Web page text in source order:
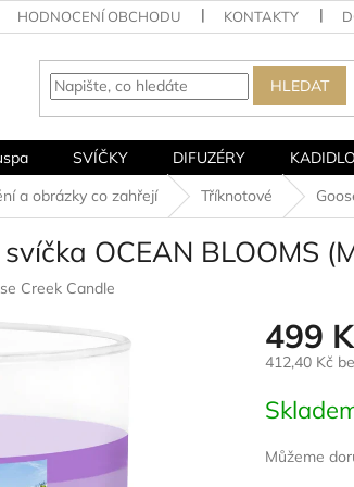
HODNOCENÍ OBCHODU KONTAKTY
HLEDAT
SVÍČKY DIFUZÉRY KADIDLO
a obrázky co zahřejí Tříknotové
OCEAN BLOOMS
Creek Candle
499
412,40 Kč
cena:
Můžeme